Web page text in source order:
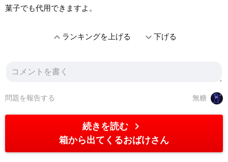
菓子でも代用できますよ。
expand_lessランキングを上げる expand_more下げる
無糖
問題を報告する
続きを読む chevron_right
箱から出てくるおばけさん